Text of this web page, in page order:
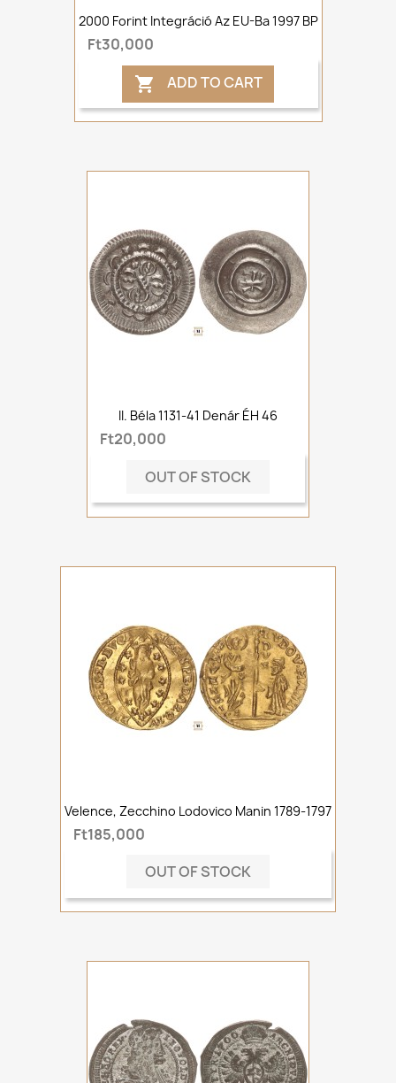
2000 Forint Integráció Az EU-Ba 1997 BP
Ft30,000
 ADD TO CART
II. Béla 1131-41 Denár ÉH 46
Ft20,000
OUT OF STOCK
Velence, Zecchino Lodovico Manin 1789-1797
Ft185,000
OUT OF STOCK